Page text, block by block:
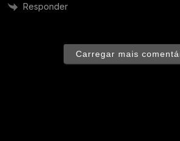
Responder
Carregar mais